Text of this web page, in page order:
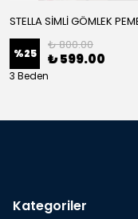
STELLA SİMLİ GÖMLEK
%25
₺ 800.00
₺ 599.00
3 Beden
Kategoriler